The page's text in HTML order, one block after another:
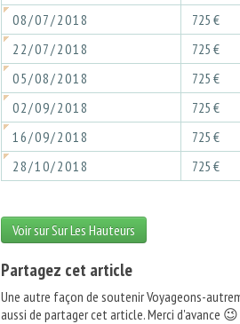
08/07/2018
725 €
22/07/2018
725 €
05/08/2018
725 €
02/09/2018
725 €
16/09/2018
725 €
28/10/2018
725 €
Voir sur Sur Les Hauteurs
Partagez cet article
Une autre façon de soutenir Voyageons-
aussi de partager cet article. Merci d'avance 😉